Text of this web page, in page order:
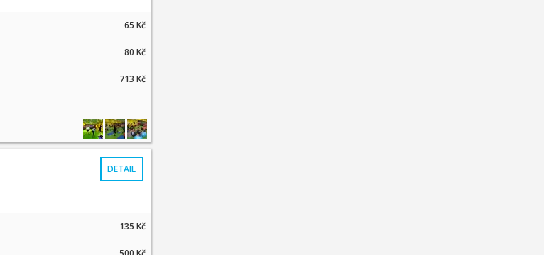
65 Kč
80 Kč
713 Kč
DETAIL
135 Kč